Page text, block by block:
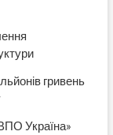
гривень
Україна»